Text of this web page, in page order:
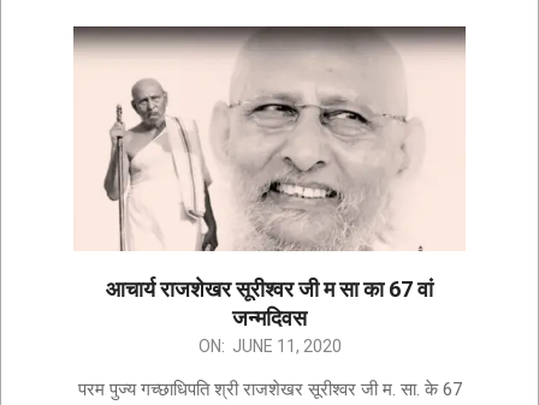
आचार्य राजशेखर सूरीश्वर जी म सा का 67 वां
जन्मदिवस
ON: JUNE 11, 2020
परम पुज्य गच्छाधिपति श्री राजशेखर सूरीश्वर जी म. सा. के 67